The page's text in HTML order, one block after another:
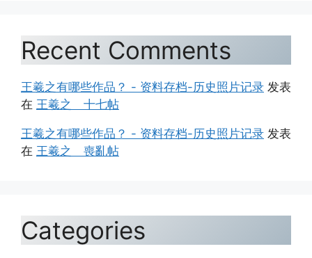
Recent Comments
王羲之有哪些作品？ - 资料存档-历史照片记录 发表
在 王羲之 十七帖
王羲之有哪些作品？ - 资料存档-历史照片记录 发表
在 王羲之 喪亂帖
Categories